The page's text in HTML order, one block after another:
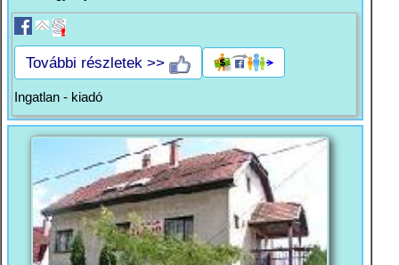
További részletek >>
Ingatlan - kiadó